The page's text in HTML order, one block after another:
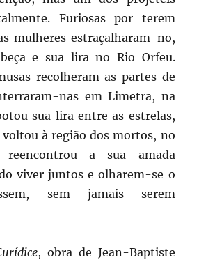
Furiosas por terem
mulheres estraçalharam-no,
e sua lira no Rio Orfeu.
recolheram as partes de
nas em Limetra, na
sua lira entre as estrelas,
à região dos mortos, no
reencontrou a sua amada
viver juntos e olharem-se o
sem jamais serem
, obra de Jean-Baptiste